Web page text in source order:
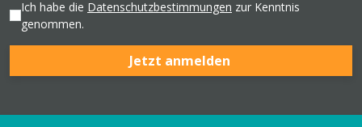
Ich habe die Datenschutzbestimmungen zur Kenntnis
genommen.
Jetzt anmelden